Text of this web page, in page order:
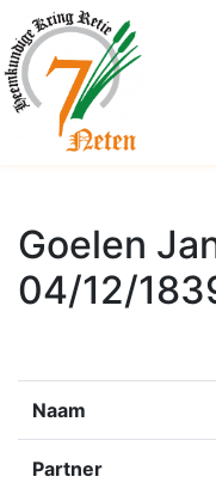
Goelen
04/12/
Naam
Partner